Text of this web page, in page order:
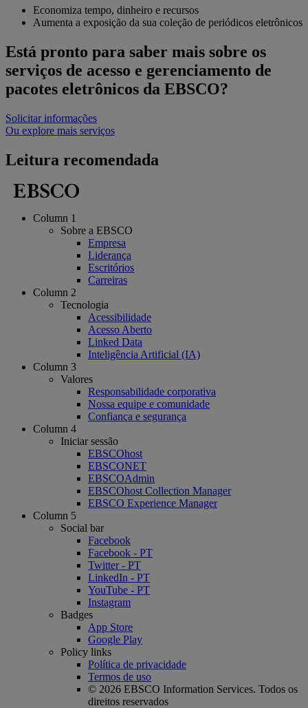
Economiza tempo, dinheiro e recursos
Aumenta a exposição da sua coleção de periódicos eletrônicos
Está pronto para saber mais sobre os
serviços de acesso e gerenciamento de
pacotes eletrônicos da EBSCO?
Solicitar informações
Ou explore mais serviços
Leitura recomendada
Column 1
Sobre a EBSCO
Empresa
Liderança
Escritórios
Carreiras
Column 2
Tecnologia
Acessibilidade
Acesso Aberto
Linked Data
Inteligência Artificial (IA)
Column 3
Valores
Responsabilidade corporativa
Nossa equipe e comunidade
Confiança e segurança
Column 4
Iniciar sessão
EBSCOhost
EBSCONET
EBSCOAdmin
EBSCOhost Collection Manager
EBSCO Experience Manager
Column 5
Social bar
Facebook
Facebook - PT
Twitter - PT
LinkedIn - PT
YouTube - PT
Instagram
Badges
App Store
Google Play
Policy links
Política de privacidade
Termos de uso
© 2026 EBSCO Information Services. Todos os
direitos reservados